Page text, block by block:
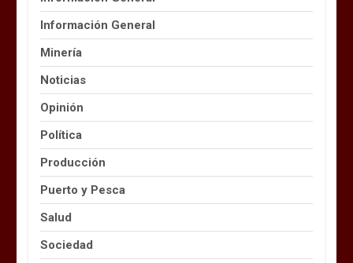
Información General
Minería
Noticias
Opinión
Política
Producción
Puerto y Pesca
Salud
Sociedad